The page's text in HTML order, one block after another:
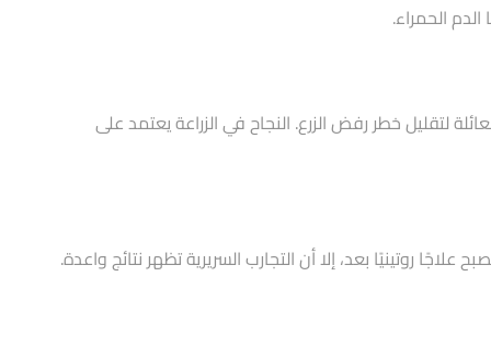
الحمراء.
لتقليل خطر رفض الزرع. النجاح في الزراعة يعتمد على
روتينيًا بعد، إلا أن التجارب السريرية تظهر نتائج واعدة.